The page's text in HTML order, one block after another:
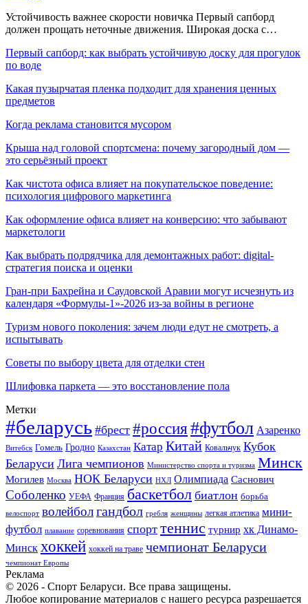
Устойчивость важнее скорости новичка Первый сапборд
должен прощать неточные движения. Широкая доска с…
Первый сапборд: как выбрать устойчивую доску для прогулок
по воде
Какая пузырчатая пленка подходит для хранения ценных
предметов
Когда реклама становится мусором
Крыша над головой спортсмена: почему загородный дом —
это серьёзный проект
Как чистота офиса влияет на покупательское поведение:
психология цифрового маркетинга
Как оформление офиса влияет на конверсию: что забывают
маркетологи
Как выбрать подрядчика для демонтажных работ: digital-
стратегия поиска и оценки
Гран-при Бахрейна и Саудовской Аравии могут исчезнуть из
календаря «Формулы-1»-2026 из-за войны в регионе
Туризм нового поколения: зачем люди едут не смотреть, а
испытывать
Советы по выбору цвета для отделки стен
Шлифовка паркета — это восстановление пола
Метки
#беларусь #брест #россия#футбол Азаренко
Витебск Гомель Гродно Казахстан Катар Китай Ковальчук Кубок
Беларуси Лига чемпионов Министерство спорта и туризма Минск
Могилев Москва НОК Беларуси НХЛ Олимпиада Саснович
Соболенко УЕФА Франция баскетбол биатлон борьба
велоспорт волейболгандбол гребля женщины легкая атлетика мини-
футбол плавание соревнования спорт теннис турнир хк Динамо-
Минск хоккей хоккей на траве чемпионат Беларуси
чемпионат Европы
Реклама
© 2026 - Спорт Беларуси. Все права защищены.
Любое копирование материалов с нашего ресурса разрешается